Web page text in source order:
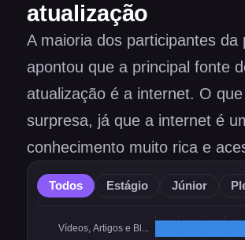
atualização
A maioria dos participantes da
apontou que a principal fonte
atualização é a internet. O
surpresa, já que a internet é
conhecimento muito rica e
Todos Estágio Júnior